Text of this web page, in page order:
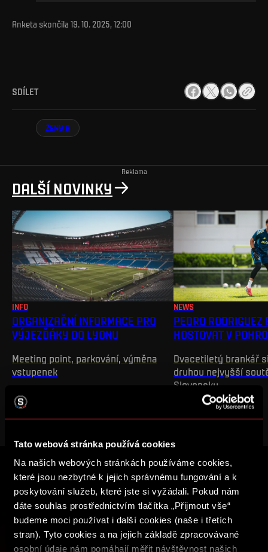
Tato webová stránka používá cookies
Na našich webových stránkách používáme cookies,
které jsou nezbytné k jejich správnému fungování a k
poskytování služeb, které jste si vyžádali. Pokud nám
dáte souhlas prostřednictvím tlačítka „Přijmout vše“
budeme moci používat i další cookies (naše i třetích
stran). Tyto cookies a na jejich základě zpracovávané
osobní údaje nám pomáhají měřit návštěvnost našich
Anketa skončila 19. 10. 2025, 12:00
SDÍLET
ŽENY A
Reklama
DALŠÍ NOVINKY
INFO
ORGANIZAČNÍ INFORMACE PRO
VÝJEZĎÁKY DO LYONU
Meeting point, parkování, výměna
vstupenek
NEWS
PEDRO RODRIGUEZ
HOSTOVAT V
Dvacetiletý brankář
druhou nejvyšší
Slovensku
ZALOŽTE SI ÚČET SPARTA iD A UŽ VÁM
NIC NEUNIKNE
Nakupujte vstupenky, získejte přístup k prémiovému
obsahu nebo se zapojte do soutěží o sparťanské ceny.